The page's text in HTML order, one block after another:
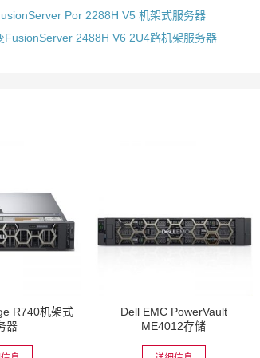
Por 2288H V5 机架式服务器
FusionServer 2488H V6 2U4路机架服务器
R740机架式
器
Dell EMC PowerVault
ME4012存储